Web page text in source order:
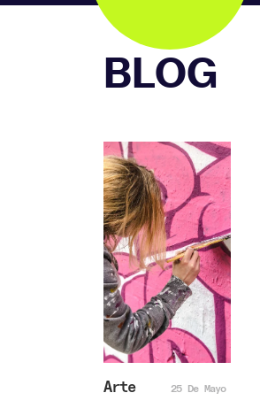
BLOG
Arte 25 De Mayo